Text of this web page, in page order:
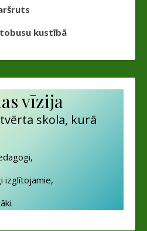
kustībā
vīzija
skola, kurā
izglītojamie,